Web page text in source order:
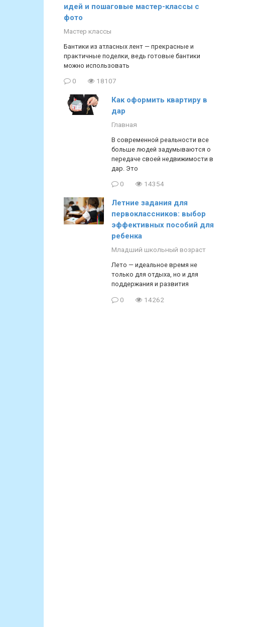
идей и пошаговые мастер-классы с
фото
Мастер классы
Бантики из атласных лент — прекрасные и
практичные поделки, ведь готовые бантики
можно использовать
0 18107
Как оформить квартиру в
дар
Главная
В современной реальности все
больше людей задумываются о
передаче своей недвижимости в
дар. Это
0 14354
Летние задания для
первоклассников: выбор
эффективных пособий для
ребенка
Младший школьный возраст
Лето — идеальное время не
только для отдыха, но и для
поддержания и развития
0 14262